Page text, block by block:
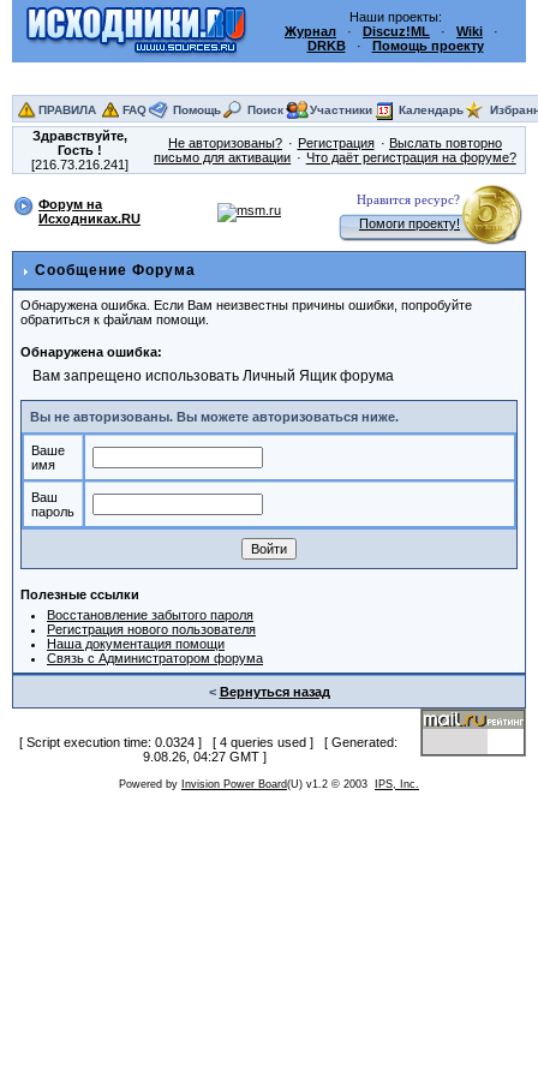
Наши проекты:
Журнал · Discuz!ML · Wiki ·
DRKB· Помощь проекту
ПРАВИЛА FAQ Помощь Поиск Участники Календарь
Здравствуйте,
Гость!
[216.73.216.241]
Не авторизованы? Регистрация
Выслать повторно
письмо для активации
Что даёт регистрация на форуме?
Форум на
Исходниках.RU
Нравится ресурс?
Помоги проекту!
Сообщение Форума
Обнаружена ошибка. Если Вам неизвестны причины ошибки, попробуйте
обратиться к файлам помощи.
Обнаружена ошибка:
Вам запрещено использовать Личный Ящик форума
Вы не авторизованы. Вы можете авторизоваться ниже.
Ваше
имя
Ваш
пароль
Полезные ссылки
Восстановление забытого пароля
Регистрация нового пользователя
Наша документация помощи
Связь с Администратором форума
< Вернуться назад
[ Script execution time: 0.0324 ] [ 4 queries used ] [ Generated:
9.08.26, 04:27 GMT ]
Powered by Invision Power Board(U) v1.2 © 2003 IPS, Inc.